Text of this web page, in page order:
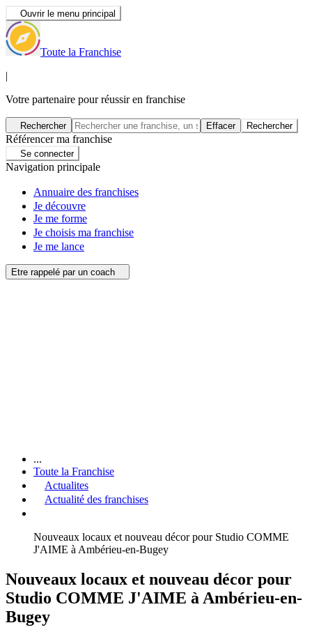
Ouvrir le menu principal
Toute la Franchise
|
Votre partenaire pour réussir en franchise
Rechercher Effacer Rechercher
Référencer ma franchise
Se connecter
Navigation principale
Annuaire des franchises
Je découvre
Je me forme
Je choisis ma franchise
Je me lance
Etre rappelé par un coach
...
Toute la Franchise
Actualites
Actualité des franchises
Nouveaux locaux et nouveau décor pour Studio COMME
J'AIME à Ambérieu-en-Bugey
Nouveaux locaux et nouveau décor pour
Studio COMME J'AIME à Ambérieu-en-
Bugey